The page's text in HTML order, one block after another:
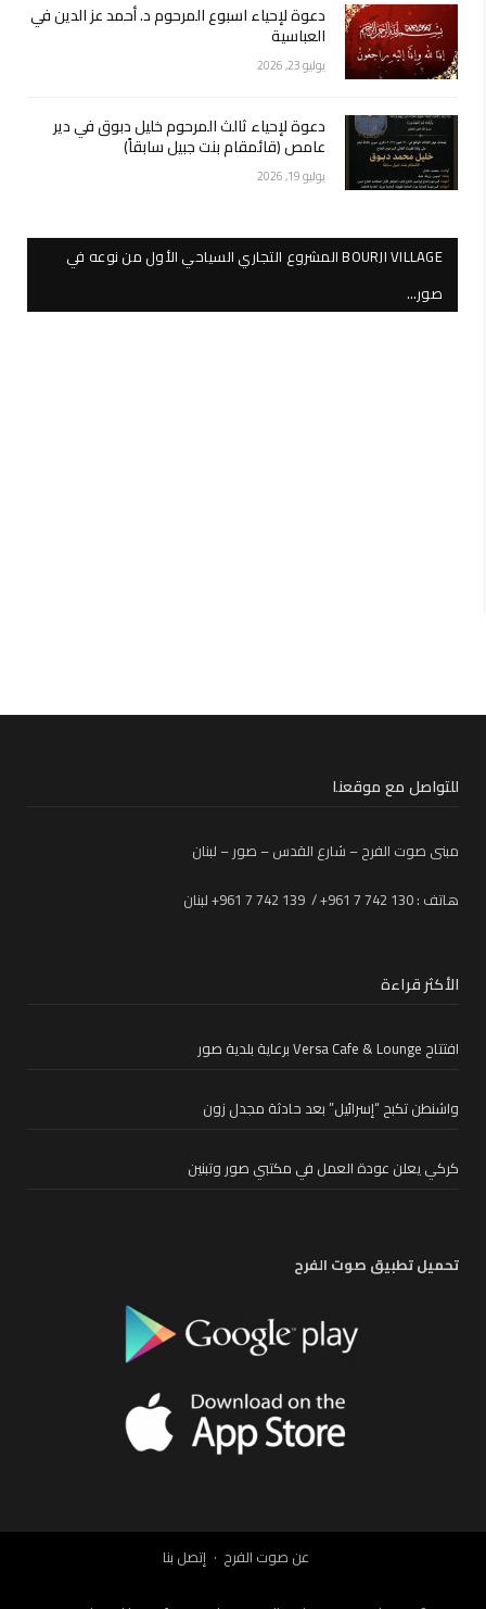
دعوة لإحياء اسبوع المرحوم د. أحمد عز الدين في
العباسية
يوليو 23, 2026
دعوة لإحياء ثالث المرحوم خليل دبوق في دير
عامص (قائمقام بنت جبيل سابقاً)
يوليو 19, 2026
BOURJI VILLAGE المشروع التجاري السياحي الأول من نوعه في
صور…
للتواصل مع موقعنا
مبنى صوت الفرح – شارع القدس – صور – لبنان
هاتف : 130 742 7 961+ / 139 742 7 961+ لبنان
الأكثر قراءة
افتتاح Versa Cafe & Lounge برعاية بلدية صور
واشنطن تكبح “إسرائيل” بعد حادثة مجدل زون
كركي يعلن عودة العمل في مكتبي صور وتبنين
تحميل تطبيق صوت الفرح
عن صوت الفرح إتصل بنا